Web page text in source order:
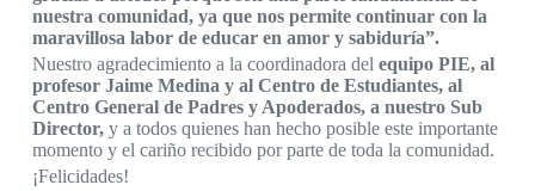
nuestra comunidad, ya que nos permite continuar con la
maravillosa labor de educar en amor y sabiduría”.
Nuestro agradecimiento a la coordinadora del equipo PIE, al
profesor Jaime Medina y al Centro de Estudiantes, al
Centro General de Padres y Apoderados, a nuestro Sub
Director,y a todos quienes han hecho posible este importante
momento y el cariño recibido por parte de toda la comunidad.
¡Felicidades!